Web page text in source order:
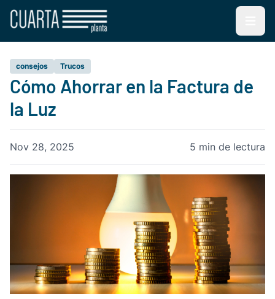
consejos Trucos
Cómo Ahorrar en la Factura de
la Luz
Nov 28, 2025 5 min de lectura